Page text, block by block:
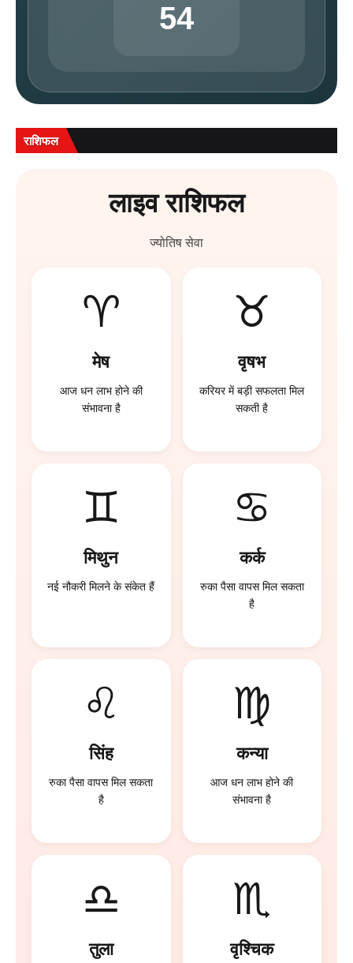
54
राशिफल
लाइव राशिफल
ज्योतिष सेवा
♈
मेष
आज धन लाभ होने की
संभावना है
♉
वृषभ
करियर में बड़ी सफलता मिल
सकती है
♊
मिथुन
नई नौकरी मिलने के संकेत हैं
♋
कर्क
रुका पैसा वापस मिल सकता
है
♌
सिंह
रुका पैसा वापस मिल सकता
है
♍
कन्या
आज धन लाभ होने की
संभावना है
♎
तुला
♏
वृश्चिक